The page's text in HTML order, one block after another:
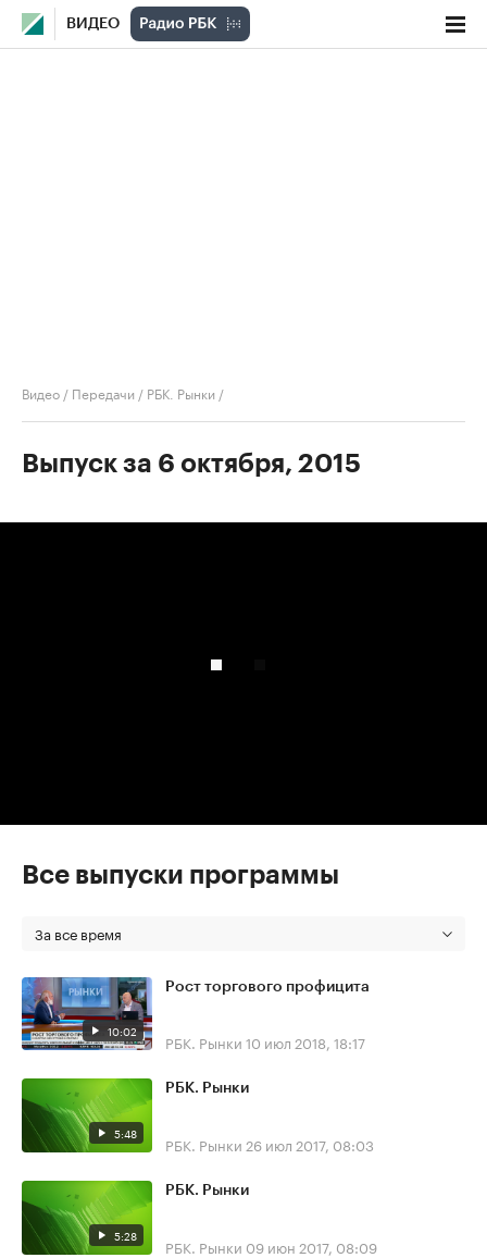
ВИДЕО
Видео / Передачи / РБК. Рынки /
Выпуск за 6 октября, 2015
Все выпуски программы
За все время
10:02
Рост торгового профицита
РБК. Рынки 10 июл 2018, 18:17
5:48
РБК. Рынки
РБК. Рынки 26 июл 2017, 08:03
5:28
РБК. Рынки
РБК. Рынки 09 июн 2017, 08:09